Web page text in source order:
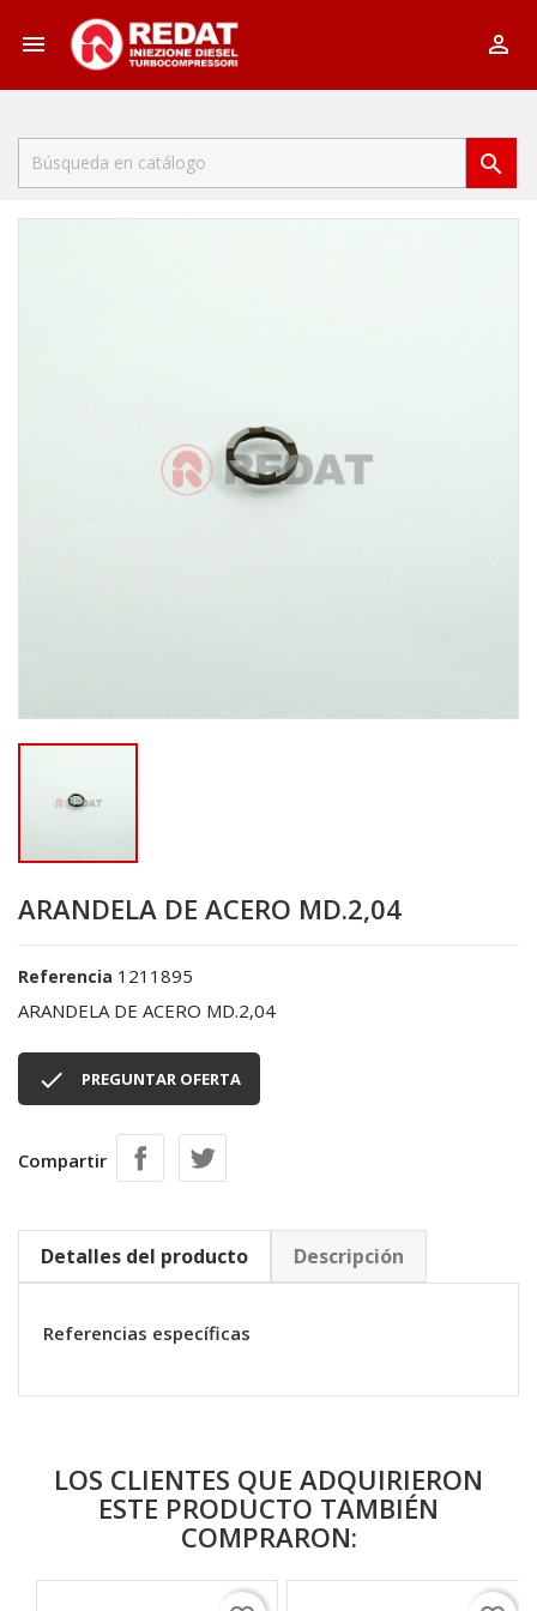
 

ARANDELA DE ACERO MD.2,04
Referencia 1211895
ARANDELA DE ACERO MD.2,04
 PREGUNTAR OFERTA
Compartir
Detalles del producto Descripción
Referencias específicas
LOS CLIENTES QUE ADQUIRIERON
ESTE PRODUCTO TAMBIÉN
COMPRARON: